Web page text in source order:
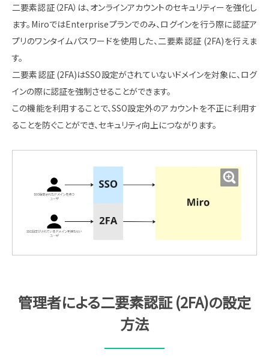
二要素認証（2FA）は、オンラインアカウントのセキュリティーを強化し
ます。MiroではEnterpriseプランでのみ、ログインを行う際に認証ア
プリのワンタイムパスワードを使用した、二要素認証 (2FA)を行えま
す。
二要素認証 (2FA)はSSO設定がされていないドメインを対象に、ログ
インの際に認証を強制させることができます。
この機能を利用することで、SSO設定外のアカウントを不正に利用す
ることを防ぐことができ、セキュリティ向上につながります。
管理者による二要素認証 (2FA)の設定
方法